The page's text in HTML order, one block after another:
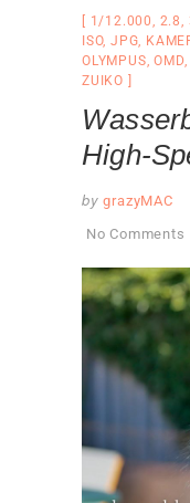
1/12.000, 2.8,
ISO,JPG,
OLYMPUS,OMD,
ZUIKO
High-
by grazyMAC
No Comments